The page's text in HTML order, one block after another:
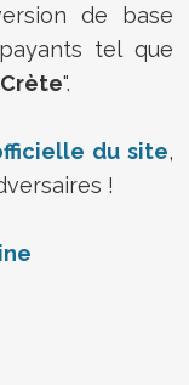
de base
tel que
".
du site,
!